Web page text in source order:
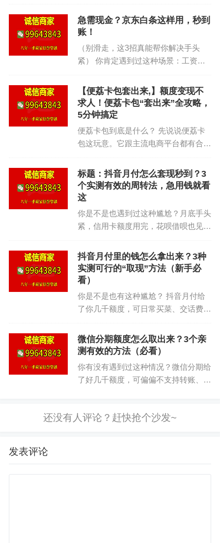
那些“限时抢购”的硬通货。
为什么存在差价？ 因为部分商家为了冲销量，
会搞“满减券+补贴”。 比如原价5000元的金豆，他们
收金店的价格是当日金价，假设是4800元，你转手
就赚400元。
具体怎么干： 1. 关注抖音黄金类目的大主播，
比如“周大生官方”“老庙黄金”。 2. 蹲他们的秒杀场
款，反正全额买。 4. 收到货后，直接去附近金店回
收（别拆包装，保留票据）。 5. 回收价按当天金
价，一般只扣1%损耗，划算。
风险提示： 黄金价格波动大，一周内跌2%你就
小主播卖的是“沙金”“工艺金”，回收商不收。认准“足
金999”字样。
第三种：利用“抖音月付”+“二手平台”套利
本质是信用额度，相当于花呗。 你用它买高流通商
品（比如苹果手机、戴森吹风机），然后转手卖。
关键点：你并没花自己的现金，而是用了额度。
找官方旗舰店或者大店。 3. 用月付全额支付，选择
手机后，拍个开箱视频，直接挂闲鱼。 5. 定价比市
场价低100-200元，保证24小时内出手。 6. 买家确
意外的惊喜会翩然而至，比如突如其来
的旅行计划；有时候，则是不期而遇的
急需现金？京东白条这样用，秒到
账！
（别滑走，这3招真能帮你解决手头
紧） 你肯定遇到过这种场景：工资还
挤在一个月。打开京东一看，白条额度
躺着好几千，可它就是不能当现金花。
急吗？当然急。我也急过。...
【便荔卡包套出来,】额度变现不
求人！便荔卡包“套出来”全攻略，
5分钟搞定
便荔卡包到底是什么？ 先说说便荔卡
包这玩意。它跟主流电商平台都有合作
一堆线下商户比如星巴克、肯德基。你
就当它是个额度赋能工具。用户开通
后，能享受免息分期、快速到账的消...
标题：抖音月付怎么套现秒到？3
个实测有效的周转法，急用钱就看
这
你是不是也遇到过这种尴尬？月底手头
紧，信用卡额度用完，花呗借呗也见了
西，却意外发现抖音月付还有额度。
“能花，但不能取现”——这是大多数人
第一反应。但我们实测发现，其实...
抖音月付里的钱怎么拿出来？3种
实测可行的“取现”方法（新手必
看）
你是不是也有这种尴尬？ 抖音月付给
了你几千额度，可日常买菜、交话费都
付。 眼看额度在那躺着，分文花不出
去——着急，又没辙。 别慌。我们实
微信分期额度怎么取出来？3个亲
测有效的方法（必看）
你有没有遇到过这种情况？微信分期给
了好几千额度，可偏偏不支持转账、不
我们后台每天都能收到几十条类似私
发表评论